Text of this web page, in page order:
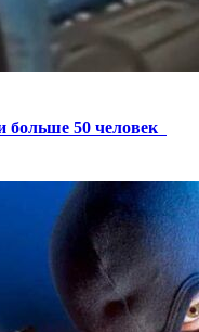
больше 50 человек